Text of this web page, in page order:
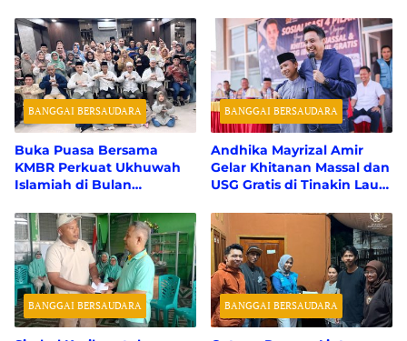
Paripurna DPD RI
BANGGAI BERSAUDARA
Buka Puasa Bersama
KMBR Perkuat Ukhuwah
Islamiah di Bulan
BANGGAI BERSAUDARA
Andhika Mayrizal Amir
Gelar Khitanan Massal dan
USG Gratis di Tinakin Laut,
BANGGAI BERSAUDARA BANGGAI BERSAUDARA